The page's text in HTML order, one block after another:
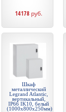
14178 руб.
Шкаф
металлический
Legrand Atlantic,
вертикальный,
IP66 IK10, белый
(1000x800x250мм)